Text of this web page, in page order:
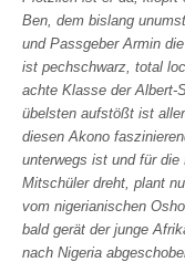
Ben, dem bislang
und Passgeber Armin
ist pechschwarz, total
achte Klasse der Albert-
übelsten aufstößt ist
diesen Akono
unterwegs ist und für die
Mitschüler dreht, plant
vom nigerianischen
bald gerät der junge
nach Nigeria